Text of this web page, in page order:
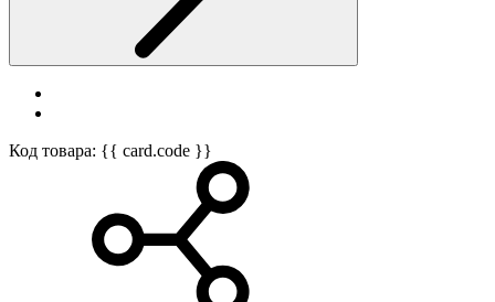
Код товара: {{ card.code }}